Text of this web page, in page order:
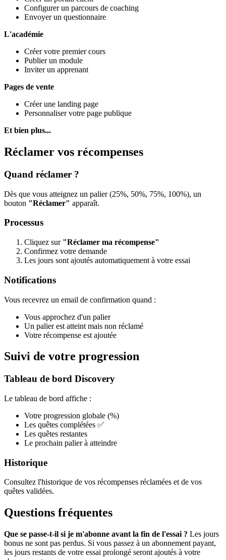
Configurer un parcours de coaching
Envoyer un questionnaire
L'académie
Créer votre premier cours
Publier un module
Inviter un apprenant
Pages de vente
Créer une landing page
Personnaliser votre page publique
Et bien plus...
Réclamer vos récompenses
Quand réclamer ?
Dès que vous atteignez un palier (25%, 50%, 75%, 100%), un
bouton "Réclamer" apparaît.
Processus
Cliquez sur "Réclamer ma récompense"
Confirmez votre demande
Les jours sont ajoutés automatiquement à votre essai
Notifications
Vous recevrez un email de confirmation quand :
Vous approchez d'un palier
Un palier est atteint mais non réclamé
Votre récompense est ajoutée
Suivi de votre progression
Tableau de bord Discovery
Le tableau de bord affiche :
Votre progression globale (%)
Les quêtes complétées ✅
Les quêtes restantes
Le prochain palier à atteindre
Historique
Consultez l'historique de vos récompenses réclamées et de vos
quêtes validées.
Questions fréquentes
Que se passe-t-il si je m'abonne avant la fin de l'essai ? Les jours
bonus ne sont pas perdus. Si vous passez à un abonnement payant,
les jours restants de votre essai prolongé seront ajoutés à votre